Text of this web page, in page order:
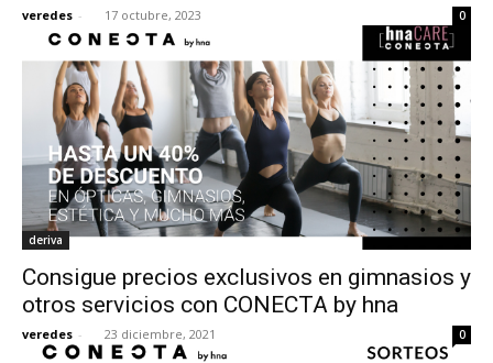
veredes - 17 octubre, 2023 0
deriva
Consigue precios exclusivos en gimnasios y
otros servicios con CONECTA by hna
veredes - 23 diciembre, 2021 0